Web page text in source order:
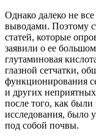
Однако далеко не
выводами. Поэтому
статей, которые
заявили о ее
глутаминовая
глазной сетчатки,
функционирования
и других
после того, как
исследования, было
под собой почвы.